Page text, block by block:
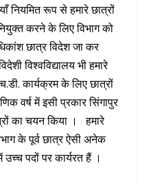
नियमित रूप से हमारे छात्रों
करने के लिए विभाग को
छात्र विदेश जा कर
विश्वविद्यालय भी हमारे
कार्यक्रम के लिए छात्रों
वर्ष में इसी प्रकार सिंगापुर
का चयन किया । हमारे
के पूर्व छात्र ऐसी अनेक
उच्च पदों पर कार्यरत हैं ।